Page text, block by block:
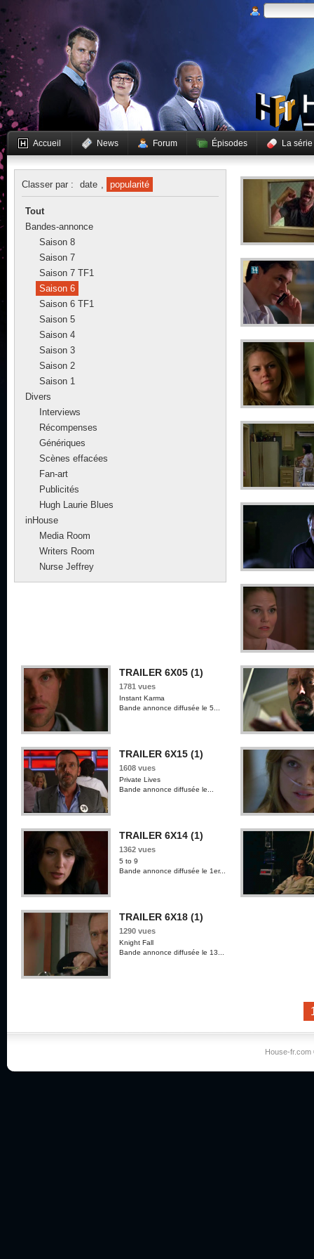
Accueil News Forum Épisodes La série
Classer par : date , popularité
Tout
Bandes-annonce
Saison 8
Saison 7
Saison 7 TF1
Saison 6
Saison 6 TF1
Saison 5
Saison 4
Saison 3
Saison 2
Saison 1
Divers
Interviews
Récompenses
Génériques
Scènes effacées
Fan-art
Publicités
Hugh Laurie Blues
inHouse
Media Room
Writers Room
Nurse Jeffrey
TRAILER 6X05 (1)
1781 vues
Instant Karma
Bande annonce diffusée le 5...
TRAILER 6X15 (1)
1608 vues
Private Lives
Bande annonce diffusée le...
TRAILER 6X14 (1)
1362 vues
5 to 9
Bande annonce diffusée le 1er...
TRAILER 6X18 (1)
1290 vues
Knight Fall
Bande annonce diffusée le 13...
House-